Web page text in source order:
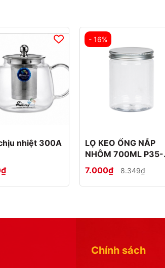
nhiệt 300A
- 16%
LỌ KEO ỐNG NẮP
NHÔM 700ML P35-
0886-1
7.000₫ 8.349₫
Chính sách